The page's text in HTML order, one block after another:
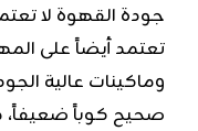
جودة القهوة لا
تعتمد أيضاً على
وماكينات عالية
صحيح كوباً ضعيفاً،